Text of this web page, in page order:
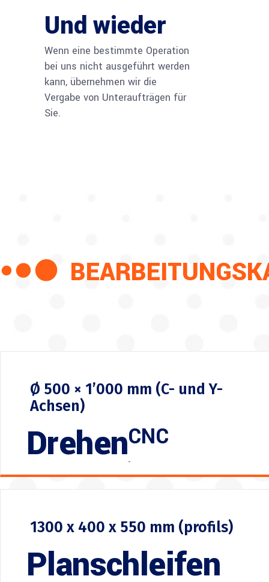
Und wieder
Wenn eine bestimmte Operation
bei uns nicht ausgeführt werden
kann, übernehmen wir die
Vergabe von Unteraufträgen für
Ø 500 × 1’000 mm (C- und Y-
Achsen)
DrehenCNC
-
1300 x 400 x 550 mm (profils)